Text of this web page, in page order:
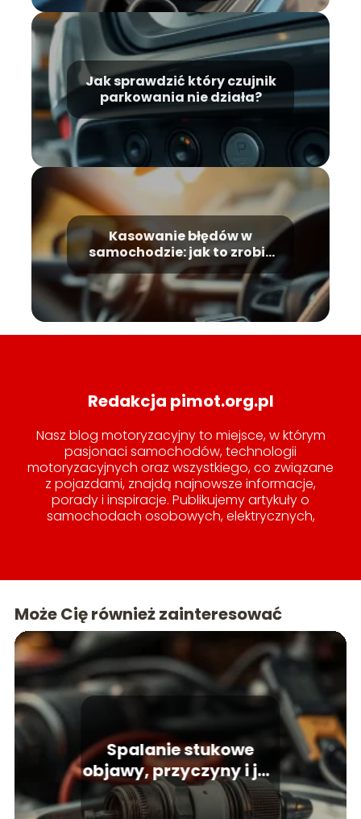
Jak sprawdzić który czujnik
parkowania nie działa?
Kasowanie błędów w
samochodzie: jak to zrobić
samodzielnie?
Redakcja pimot.org.pl
Nasz blog motoryzacyjny to miejsce, w którym
pasjonaci samochodów, technologii
motoryzacyjnych oraz wszystkiego, co związane
z pojazdami, znajdą najnowsze informacje,
porady i inspiracje. Publikujemy artykuły o
samochodach osobowych, elektrycznych,
o samochodach, porównań modeli, testów, jak
eksploatacji, naprawy, tuningu i utrzymania
pojazdów.
Może Cię również zainteresować
Spalanie stukowe
objawy, przyczyny i jak
je rozpoznać